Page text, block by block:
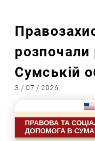
розпочали
Сумській
3 / 07 / 2026